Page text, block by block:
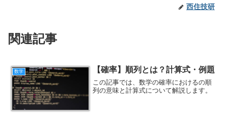
西住技研
関連記事
数学 【確率】順列とは？計算式・例題
この記事では、数学の確率におけるの順
列の意味と計算式について解説します。